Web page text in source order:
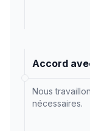
Accord
Nous
nécessaires.